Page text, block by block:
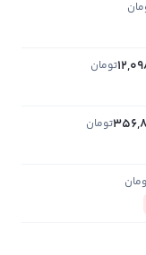
تومان
تومان